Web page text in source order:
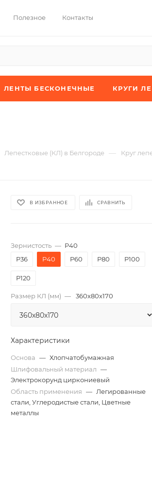
Полезное Контакты
ЛЕНТЫ БЕСКОНЕЧНЫЕ КРУГИ
Лепестковые (КЛ) в Белгороде — Круг
В ИЗБРАННОЕ СРАВНИТЬ
Зернистость — P40
P36
P40 P60 P80 P100
P120
Размер КЛ (мм) — 360x80x170
Характеристики
Основа — Хлопчатобумажная
Шлифовальный материал —
Электрокорунд циркониевый
Область применения — Легированные
стали, Углеродистые стали, Цветные
металлы